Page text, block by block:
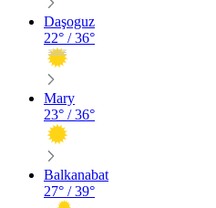
Daşoguz
22° /36°
Mary
23° /36°
Balkanabat
27° /39°